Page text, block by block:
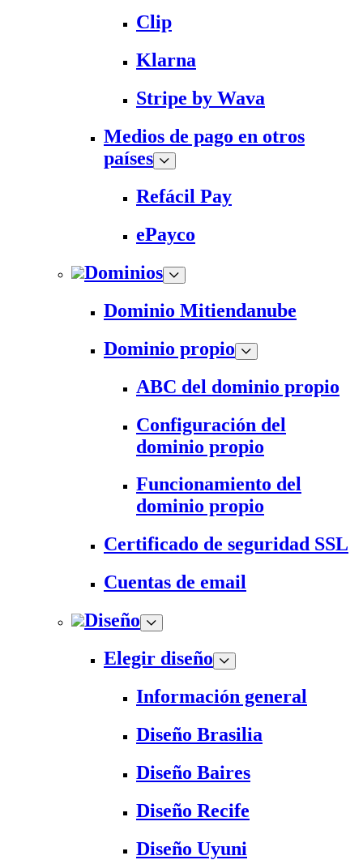
Clip
Klarna
Stripe by Wava
Medios de pago en otros
países
Refácil Pay
ePayco
Dominios
Dominio Mitiendanube
Dominio propio
ABC del dominio propio
Configuración del
dominio propio
Funcionamiento del
dominio propio
Certificado de seguridad SSL
Cuentas de email
Diseño
Elegir diseño
Información general
Diseño Brasilia
Diseño Baires
Diseño Recife
Diseño Uyuni